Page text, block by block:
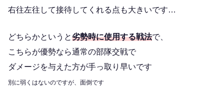
右往左往して接待してくれる点も大きいです…
どちらかというと劣勢時に使用する戦法で、
こちらが優勢なら通常の部隊交戦で
ダメージを与えた方が手っ取り早いです
別に弱くはないのですが、面倒です